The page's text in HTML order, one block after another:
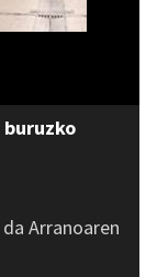
Arranoaren